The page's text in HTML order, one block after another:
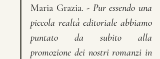
Maria Grazia. - Pur essendo una
piccola realtà editoriale abbiamo
puntato da subito alla
promozione dei nostri romanzi in